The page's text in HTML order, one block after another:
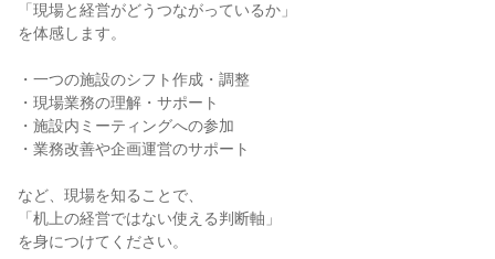
「現場と経営がどうつながっているか」
を体感します。
・一つの施設のシフト作成・調整
・現場業務の理解・サポート
・施設内ミーティングへの参加
・業務改善や企画運営のサポート
など、現場を知ることで、
「机上の経営ではない使える判断軸」
を身につけてください。